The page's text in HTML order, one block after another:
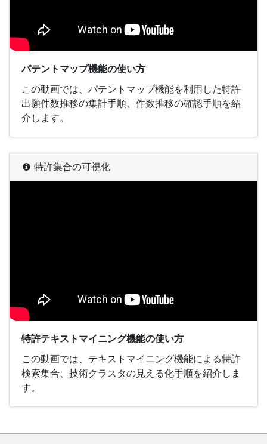
パテントマップ機能の使い方
この動画では、パテントマップ機能を利用した特許
出願件数推移の集計手順、件数推移の確認手順を紹
介します。
特許集合の可視化
特許テキストマイニング機能の使い方
この動画では、テキストマイニング機能による特許
検索集合、技術クラスタの見える化手順を紹介しま
す。